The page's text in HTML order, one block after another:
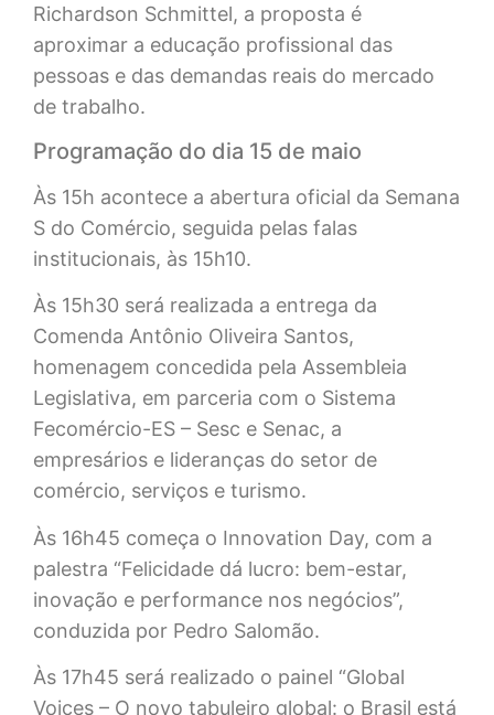
Richardson Schmittel, a proposta é
aproximar a educação profissional das
pessoas e das demandas reais do mercado
de trabalho.
Programação do dia 15 de maio
Às 15h acontece a abertura oficial da Semana
S do Comércio, seguida pelas falas
institucionais, às 15h10.
Às 15h30 será realizada a entrega da
Comenda Antônio Oliveira Santos,
homenagem concedida pela Assembleia
Legislativa, em parceria com o Sistema
Fecomércio-ES – Sesc e Senac, a
empresários e lideranças do setor de
comércio, serviços e turismo.
Às 16h45 começa o Innovation Day, com a
palestra “Felicidade dá lucro: bem-estar,
inovação e performance nos negócios”,
conduzida por Pedro Salomão.
Às 17h45 será realizado o painel “Global
Voices – O novo tabuleiro global: o Brasil está